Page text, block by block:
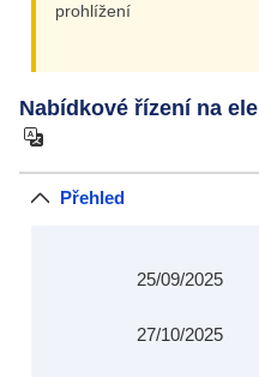
prohlížení
Nabídkové řízení na
Přehled
25/09/2025
27/10/2025